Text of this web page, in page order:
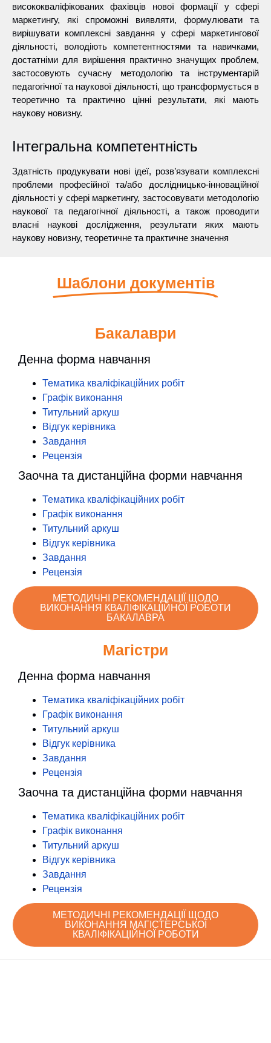
висококваліфікованих фахівців нової формації у сфері
маркетингу, які спроможні виявляти, формулювати та
вирішувати комплексні завдання у сфері маркетингової
діяльності, володіють компетентностями та навичками,
достатніми для вирішення практично значущих проблем,
застосовують сучасну методологію та інструментарій
педагогічної та наукової діяльності, що трансформується в
теоретично та практично цінні результати, які мають
наукову новизну.
Інтегральна компетентність
Здатність продукувати нові ідеї, розв’язувати комплексні
проблеми професійної та/або дослідницько-інноваційної
діяльності у сфері маркетингу, застосовувати методологію
наукової та педагогічної діяльності, а також проводити
власні наукові дослідження, результати яких мають
наукову новизну, теоретичне та практичне значення
Шаблони документів
Бакалаври
Денна форма навчання
Тематика кваліфікаційних робіт
Графік виконання
Титульний аркуш
Відгук керівника
Завдання
Рецензія
Заочна та дистанційна форми навчання
Тематика кваліфікаційних робіт
Графік виконання
Титульний аркуш
Відгук керівника
Завдання
Рецензія
МЕТОДИЧНІ РЕКОМЕНДАЦІЇ ЩОДО
ВИКОНАННЯ КВАЛІФІКАЦІЙНОЇ РОБОТИ
БАКАЛАВРА
Магістри
Денна форма навчання
Тематика кваліфікаційних робіт
Графік виконання
Титульний аркуш
Відгук керівника
Завдання
Рецензія
Заочна та дистанційна форми навчання
Тематика кваліфікаційних робіт
Графік виконання
Титульний аркуш
Відгук керівника
Завдання
Рецензія
МЕТОДИЧНІ РЕКОМЕНДАЦІЇ ЩОДО
ВИКОНАННЯ МАГІСТЕРСЬКОЇ
КВАЛІФІКАЦІЙНОЇ РОБОТИ